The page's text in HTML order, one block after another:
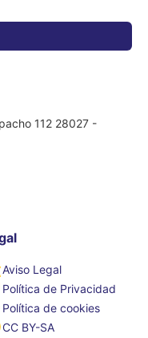
112 28027 -
Aviso Legal
Política de Privacidad
Política de cookies
CC BY-SA